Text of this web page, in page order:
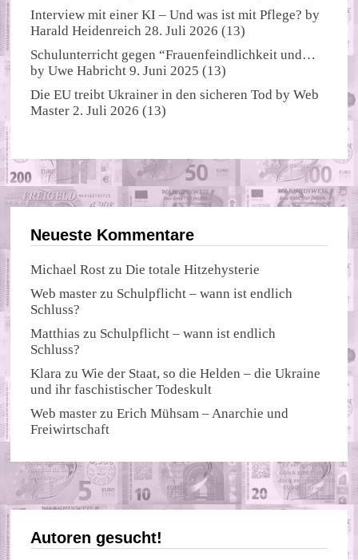
Interview mit einer KI – Und was ist mit Pflege? by
Harald Heidenreich 28. Juli 2026 (13)
Schulunterricht gegen “Frauenfeindlichkeit und…
byUwe Habricht 9. Juni 2025 (13)
Die EU treibt Ukrainer in den sicheren Tod byWeb
Master 2. Juli 2026 (13)
Neueste Kommentare
Michael Rost zuDie totale Hitzehysterie
Web master zu Schulpflicht – wann ist endlich
Schluss?
Matthias zu Schulpflicht – wann ist endlich
Schluss?
Klara zuWie der Staat, so die Helden – die Ukraine
und ihr faschistischer Todeskult
Web master zuErich Mühsam – Anarchie und
Freiwirtschaft
Autoren gesucht!